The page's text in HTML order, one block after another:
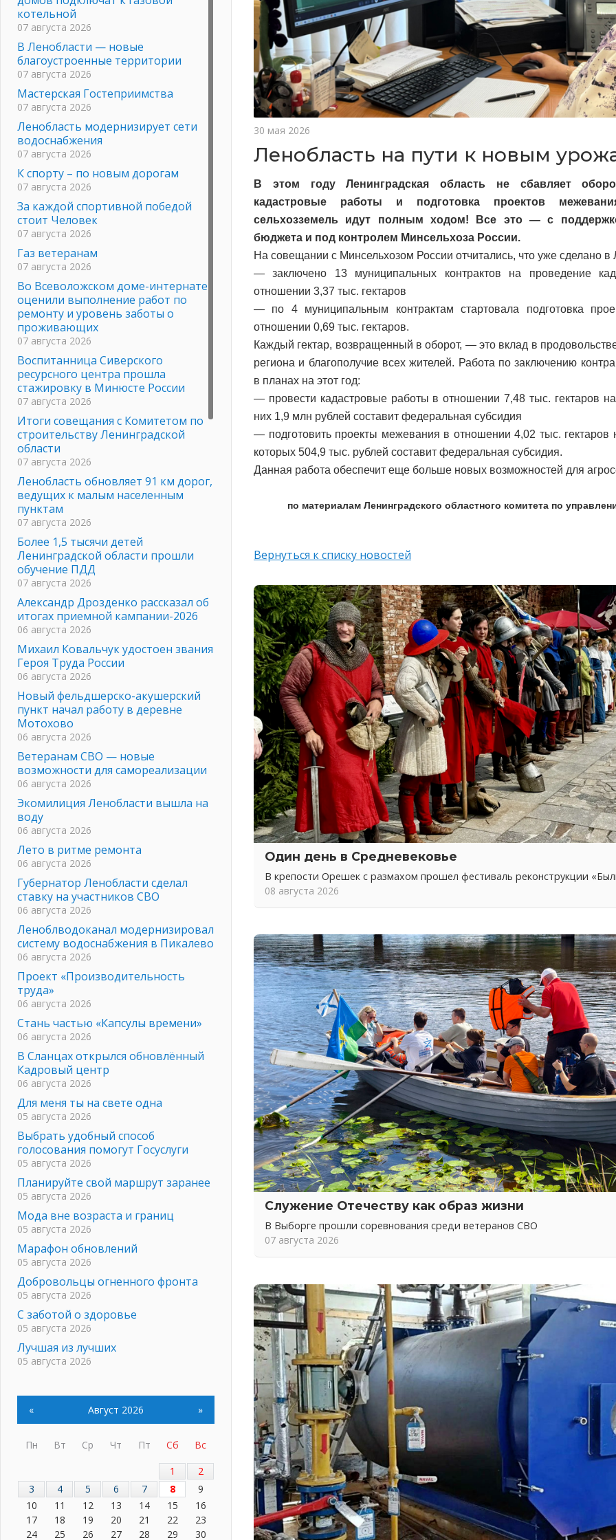
30 мая 2026
Ленобласть на пути к новым
В этом году Ленинградская область не сбавляет
кадастровые работы и подготовка проектов
сельхозземель идут полным ходом! Все это — с
бюджета и под контролем Минсельхоза России.
На совещании с Минсельхозом России отчитались, что уже сделано в
— заключено 13 муниципальных контрактов на проведение
отношении 3,37 тыс. гектаров
— по 4 муниципальным контрактам стартовала подготовка
отношении 0,69 тыс. гектаров.
Каждый гектар, возвращенный в оборот, — это вклад в
региона и благополучие всех жителей. Работа по заключению
в планах на этот год:
— провести кадастровые работы в отношении 7,48 тыс. гектаров
них 1,9 млн рублей составит федеральная субсидия
— подготовить проекты межевания в отношении 4,02 тыс. гектаров
которых 504,9 тыс. рублей составит федеральная субсидия.
Данная работа обеспечит еще больше новых возможностей для
по материалам Ленинградского областного комитета по
Вернуться к списку новостей
Один день в Средневековье
В крепости Орешек с размахом прошел фестиваль реконструкции
08 августа 2026
Служение Отечеству как образ жизни
В Выборге прошли соревнования среди ветеранов СВО
07 августа 2026
котельной
07 августа 2026
В Ленобласти — новые
благоустроенные территории
07 августа 2026
Мастерская Гостеприимства
07 августа 2026
Ленобласть модернизирует сети
водоснабжения
07 августа 2026
К спорту – по новым дорогам
07 августа 2026
За каждой спортивной победой
стоит Человек
07 августа 2026
Газ ветеранам
07 августа 2026
Во Всеволожском доме-интернате
оценили выполнение работ по
ремонту и уровень заботы о
проживающих
07 августа 2026
Воспитанница Сиверского
ресурсного центра прошла
стажировку в Минюсте России
07 августа 2026
Итоги совещания с Комитетом по
строительству Ленинградской
области
07 августа 2026
Ленобласть обновляет 91 км дорог,
ведущих к малым населенным
пунктам
07 августа 2026
Более 1,5 тысячи детей
Ленинградской области прошли
обучение ПДД
07 августа 2026
Александр Дрозденко рассказал об
итогах приемной кампании-2026
06 августа 2026
Михаил Ковальчук удостоен звания
Героя Труда России
06 августа 2026
Новый фельдшерско-акушерский
пункт начал работу в деревне
Мотохово
06 августа 2026
Ветеранам СВО — новые
возможности для самореализации
06 августа 2026
Экомилиция Ленобласти вышла на
воду
06 августа 2026
Лето в ритме ремонта
06 августа 2026
Губернатор Ленобласти сделал
ставку на участников СВО
06 августа 2026
Леноблводоканал модернизировал
систему водоснабжения в Пикалево
06 августа 2026
Проект «Производительность
труда»
06 августа 2026
Стань частью «Капсулы времени»
06 августа 2026
В Сланцах открылся обновлённый
Кадровый центр
06 августа 2026
Для меня ты на свете одна
05 августа 2026
Выбрать удобный способ
голосования помогут Госуслуги
05 августа 2026
Планируйте свой маршрут заранее
05 августа 2026
Мода вне возраста и границ
05 августа 2026
Марафон обновлений
05 августа 2026
Добровольцы огненного фронта
05 августа 2026
С заботой о здоровье
05 августа 2026
Лучшая из лучших
05 августа 2026
05 августа 2026
«Результат командный, заслуга
каждого ведомства и
муниципалитета»
05 августа 2026
Вдохновлять, просвещать и
объединять!
05 августа 2026
Не оставят в беде
05 августа 2026
« Август 2026 »
Пн Вт Ср Чт Пт Сб
Вс
1
2
3
4 5 6 7 8
9
10
11 12 13 14 15
16
17
18 19 20 21 22
23
24
25 26 27 28 29
30